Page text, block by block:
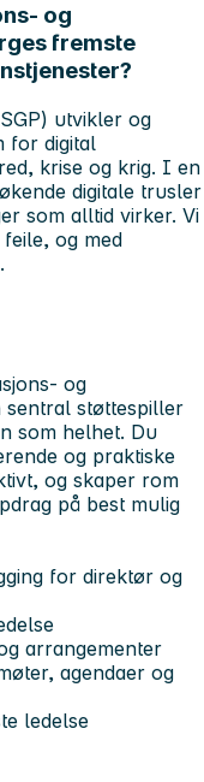
og
fremste
utvikler og
for digital
krise og krig. I en
digitale trusler
som alltid virker. Vi
og med
og
sentral støttespiller
som helhet. Du
og praktiske
og skaper rom
på best mulig
for direktør og
arrangementer
agendaer og
ledelse